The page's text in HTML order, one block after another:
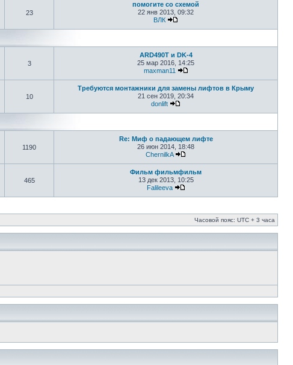
23
помогите со схемой
22 янв 2013, 09:32
ВЛК
3
ARD490T и DK-4
25 мар 2016, 14:25
maxman11
10
Требуются монтажники для замены лифтов в Крыму
21 сен 2019, 20:34
donlift
1190
Re: Миф о падающем лифте
26 июн 2014, 18:48
ChernilkA
465
Фильм фильмфильм
13 дек 2013, 10:25
Falileeva
Часовой пояс: UTC + 3 часа